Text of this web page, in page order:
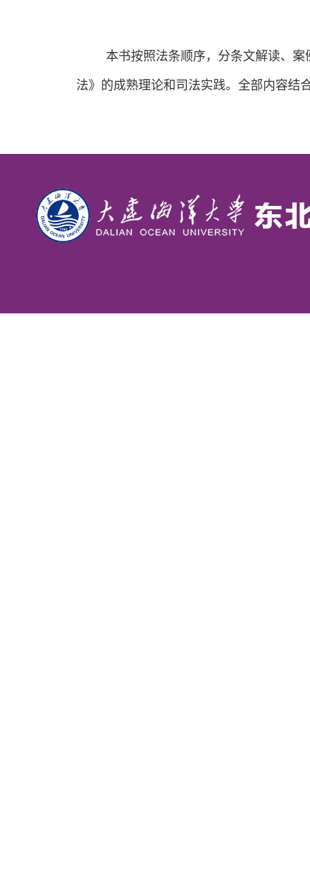
本书按照法条顺序，分条文解读、
法》的成熟理论和司法实践。全部内容结